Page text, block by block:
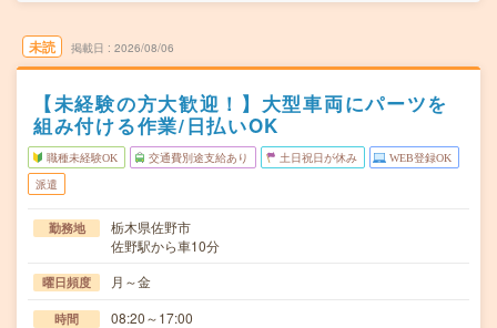
未読 掲載日 2026/08/06
【未経験の方大歓迎！】大型車両にパーツを
組み付ける作業/日払いOK
職種未経験OK 交通費別途支給あり 土日祝日が休み WEB登録OK
派遣
勤務地
栃木県佐野市
佐野駅から車10分
曜日頻度 月～金
時間 08:20～17:00